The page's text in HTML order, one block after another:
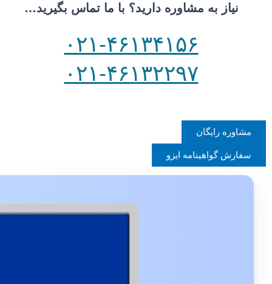
نیاز به مشاوره دارید؟ با ما تماس بگیرید…
۰۲۱-۴۶۱۳۴۱۵۶
۰۲۱-۴۶۱۳۲۲۹۷
مشاوره رایگان
سفارش گواهینامه ایزو